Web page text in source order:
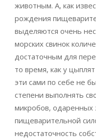
животным. А, как
рождения
выделяются очень
морских свинок
достаточным для
то время, как у
эти сами по себе не
степени выполнять
микробов, одаренных
пищеварительной
недостаточность